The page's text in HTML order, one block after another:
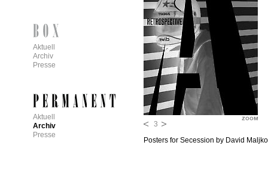
3
Posters for Secession by David
Aktuell
Archiv
Presse
Aktuell
Archiv
Presse